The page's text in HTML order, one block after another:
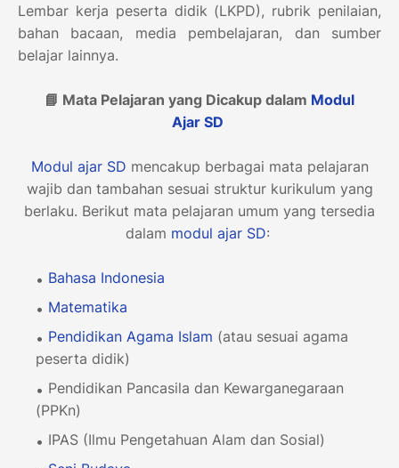
Lembar kerja peserta didik (LKPD), rubrik penilaian,
bahan bacaan, media pembelajaran, dan sumber
belajar lainnya.
📘 Mata Pelajaran yang Dicakup dalam Modul
Ajar SD
Modul ajar SD mencakup berbagai mata pelajaran
wajib dan tambahan sesuai struktur kurikulum yang
berlaku. Berikut mata pelajaran umum yang tersedia
dalam modul ajar SD:
Bahasa Indonesia
Matematika
Pendidikan Agama Islam (atau sesuai agama
peserta didik)
Pendidikan Pancasila dan Kewarganegaraan
(PPKn)
IPAS (Ilmu Pengetahuan Alam dan Sosial)